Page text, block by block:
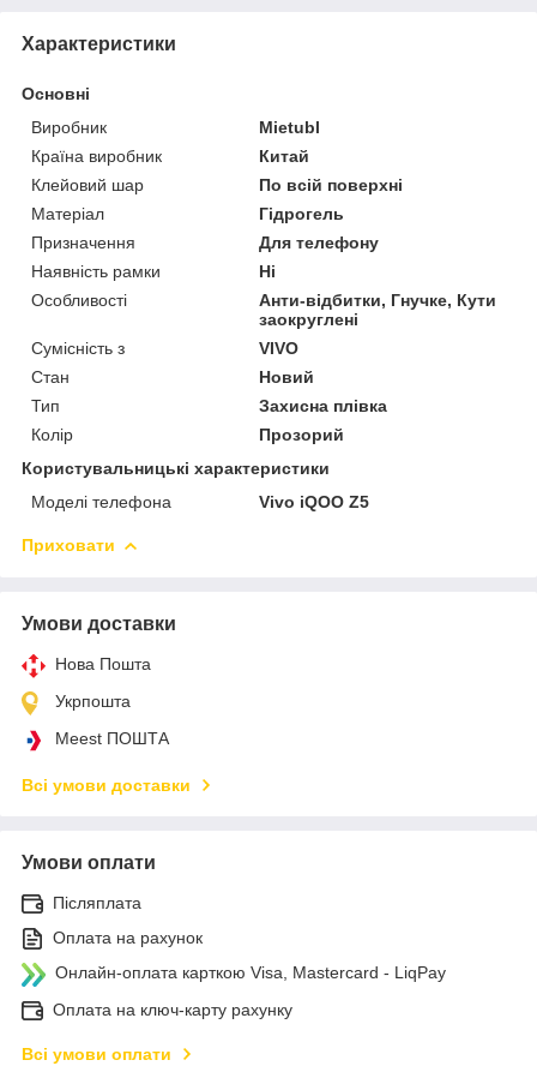
Характеристики
Основні
Виробник
Mietubl
Країна виробник
Китай
Клейовий шар
По всій поверхні
Матеріал
Гідрогель
Призначення
Для телефону
Наявність рамки
Ні
Особливості
Анти-відбитки, Гнучке, Кути
заокруглені
Сумісність з
VIVO
Стан
Новий
Тип
Захисна плівка
Колір
Прозорий
Користувальницькі характеристики
Моделі телефона
Vivo iQOO Z5
Приховати
Умови доставки
Нова Пошта
Укрпошта
Meest ПОШТА
Всі умови доставки
Умови оплати
Післяплата
Оплата на рахунок
Онлайн-оплата карткою Visa, Mastercard - LiqPay
Оплата на ключ-карту рахунку
Всі умови оплати